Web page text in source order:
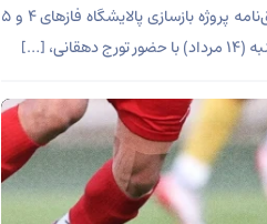
پارس، آیین امضای توافق‌نامه پروژه بازسازی پالایشگاه فاز‌های ۴ و ۵
[…]